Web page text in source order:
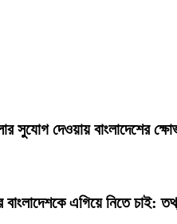
সুযোগ দেওয়ায় বাংলাদেশের
এগিয়ে নিতে চাই: